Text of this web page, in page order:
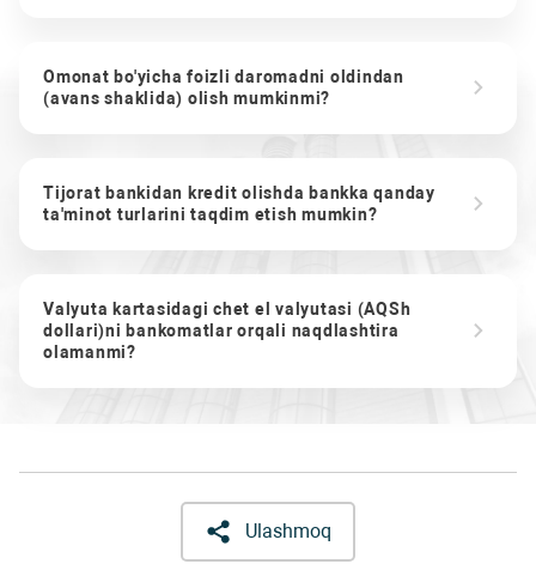
Omonat bo'yicha foizli daromadni oldindan
(avans shaklida) olish mumkinmi?
Tijorat bankidan kredit olishda bankka qanday
ta'minot turlarini taqdim etish mumkin?
Valyuta kartasidagi chet el valyutasi (AQSh
dollari)ni bankomatlar orqali naqdlashtira
olamanmi?
Ulashmoq